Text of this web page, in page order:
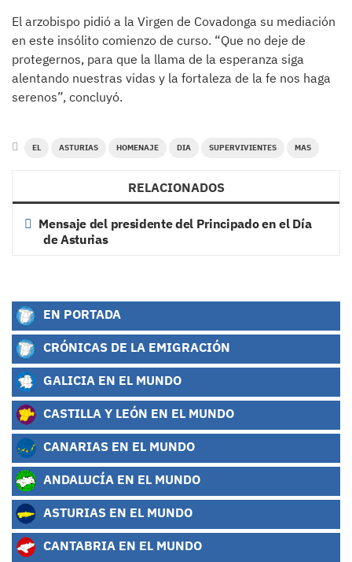
El arzobispo pidió a la Virgen de Covadonga su mediación
en este insólito comienzo de curso. “Que no deje de
protegernos, para que la llama de la esperanza siga
alentando nuestras vidas y la fortaleza de la fe nos haga
serenos”, concluyó.
EL ASTURIAS HOMENAJE DIA SUPERVIVIENTES MAS
RELACIONADOS
Mensaje del presidente del Principado en el Día
de Asturias
EN PORTADA
CRÓNICAS DE LA EMIGRACIÓN
GALICIA EN EL MUNDO
CASTILLA Y LEÓN EN EL MUNDO
CANARIAS EN EL MUNDO
ANDALUCÍA EN EL MUNDO
ASTURIAS EN EL MUNDO
CANTABRIA EN EL MUNDO